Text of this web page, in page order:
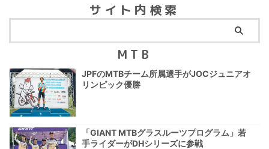
サイト内検索
MTB
JPFのMTBチーム所属選手がJOCジュニアオ
リンピック優勝
「GIANT MTBグラスルーツプログラム」若
手ライダーがDHシリーズに参戦